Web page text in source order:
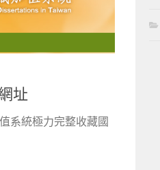
址
系統極力完整收藏國